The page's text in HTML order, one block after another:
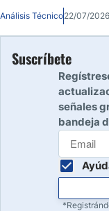
Análisis Técnico22/07/
Suscríbete
señales
bandeja